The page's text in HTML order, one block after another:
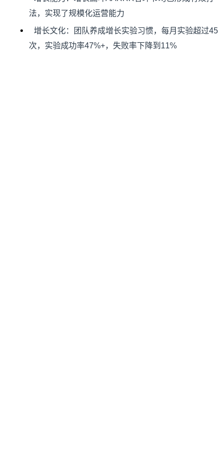
法，实现了规模化运营能力
增长文化：团队养成增长实验习惯，每月实验超过45
次，实验成功率47%+，失败率下降到11%